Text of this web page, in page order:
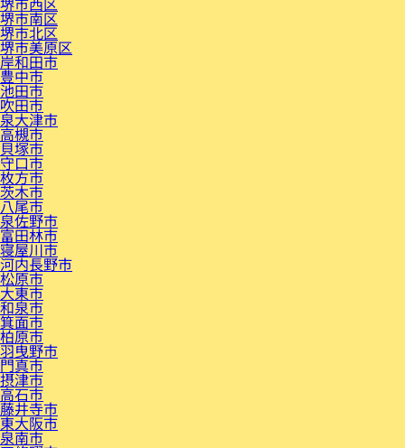
堺市南区
堺市北区
堺市美原区
岸和田市
豊中市
池田市
吹田市
泉大津市
高槻市
貝塚市
守口市
枚方市
茨木市
八尾市
泉佐野市
富田林市
寝屋川市
河内長野市
松原市
大東市
和泉市
箕面市
柏原市
羽曳野市
門真市
摂津市
高石市
藤井寺市
東大阪市
泉南市